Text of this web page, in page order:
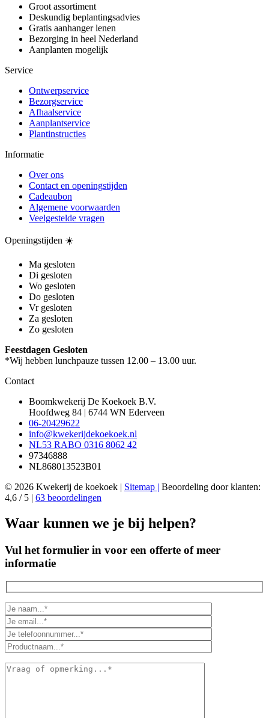
Groot assortiment
Deskundig beplantingsadvies
Gratis aanhanger lenen
Bezorging in heel Nederland
Aanplanten mogelijk
Service
Ontwerpservice
Bezorgservice
Afhaalservice
Aanplantservice
Plantinstructies
Informatie
Over ons
Contact en openingstijden
Cadeaubon
Algemene voorwaarden
Veelgestelde vragen
Openingstijden ☀️
Ma gesloten
Di gesloten
Wo gesloten
Do gesloten
Vr gesloten
Za gesloten
Zo gesloten
Feestdagen Gesloten
*Wij hebben lunchpauze tussen 12.00 – 13.00 uur.
Contact
Boomkwekerij De Koekoek B.V.
Hoofdweg 84 | 6744 WN Ederveen
06-20429622
info@kwekerijdekoekoek.nl
NL53 RABO 0316 8062 42
97346888
NL868013523B01
© 2026 Kwekerij de koekoek | Sitemap | Beoordeling door klanten:
4,6 / 5 | 63 beoordelingen
Waar kunnen we je bij helpen?
Vul het formulier in voor een offerte of meer
informatie